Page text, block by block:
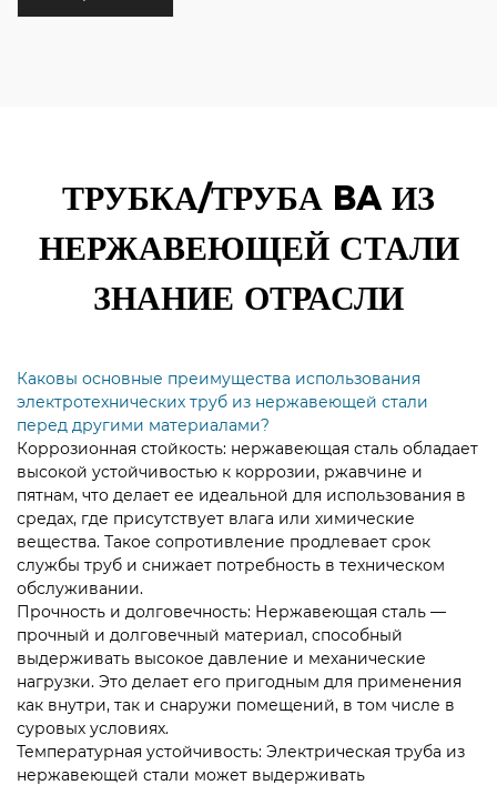
ТРУБКА/ТРУБА BA ИЗ
НЕРЖАВЕЮЩЕЙ СТАЛИ
ЗНАНИЕ ОТРАСЛИ
Каковы основные преимущества использования
электротехнических труб из нержавеющей стали
перед другими материалами?
Коррозионная стойкость: нержавеющая сталь обладает
высокой устойчивостью к коррозии, ржавчине и
пятнам, что делает ее идеальной для использования в
средах, где присутствует влага или химические
вещества. Такое сопротивление продлевает срок
службы труб и снижает потребность в техническом
обслуживании.
Прочность и долговечность: Нержавеющая сталь —
прочный и долговечный материал, способный
выдерживать высокое давление и механические
нагрузки. Это делает его пригодным для применения
как внутри, так и снаружи помещений, в том числе в
суровых условиях.
Температурная устойчивость: Электрическая труба из
нержавеющей стали может выдерживать